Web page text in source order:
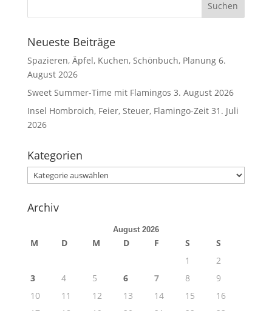
Neueste Beiträge
Spazieren, Äpfel, Kuchen, Schönbuch, Planung 6.
August 2026
Sweet Summer-Time mit Flamingos 3. August 2026
Insel Hombroich, Feier, Steuer, Flamingo-Zeit 31. Juli
2026
Kategorien
Kategorien
Archiv
August 2026
M D M D F S
S
1
2
3
4 5 6 7 8
9
10
11 12 13 14 15
16